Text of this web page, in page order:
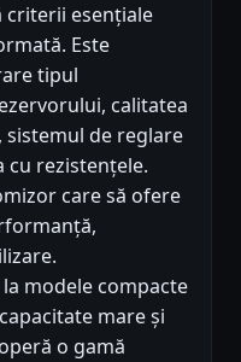
esențiale
Este
tipul
calitatea
de reglare
cu rezistențele.
care să ofere
modele compacte
mare și
o gamă